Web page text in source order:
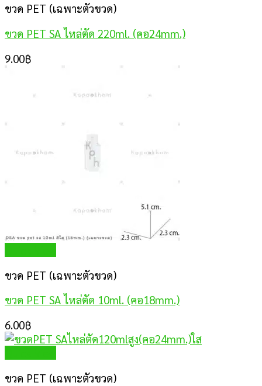
ขวด PET (เฉพาะตัวขวด)
ขวด PET SA ไหล่ตัด 220ml. (คอ24mm.)
9.00฿
ขวด PET (เฉพาะตัวขวด)
ขวด PET SA ไหล่ตัด 10ml. (คอ18mm.)
6.00฿
ขวด PET (เฉพาะตัวขวด)